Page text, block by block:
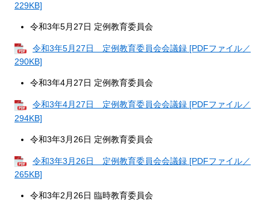
229KB]
令和3年5月27日 定例教育委員会
令和3年5月27日 定例教育委員会会議録 [PDFファイル／
290KB]
令和3年4月27日 定例教育委員会
令和3年4月27日 定例教育委員会会議録 [PDFファイル／
294KB]
令和3年3月26日 定例教育委員会
令和3年3月26日 定例教育委員会会議録 [PDFファイル／
265KB]
令和3年2月26日 臨時教育委員会